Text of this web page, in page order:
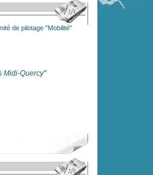
de pilotage "Mobilité"
Midi-Quercy"